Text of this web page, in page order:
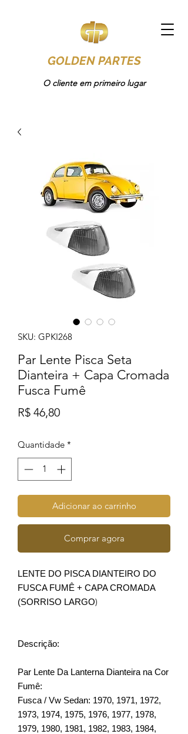
GOLDEN PARTES
O cliente em primeiro lugar
SKU: GPKI268
Par Lente Pisca Seta
Dianteira + Capa Cromada
Fusca Fumê
R$ 46,80Preço
Quantidade *
Adicionar ao carrinho
Comprar agora
LENTE DO PISCA DIANTEIRO DO
FUSCA FUMÊ + CAPA CROMADA
(SORRISO LARGO)
Descrição:
Par Lente Da Lanterna Dianteira na Cor
Fumê:
Fusca / Vw Sedan: 1970, 1971, 1972,
1973, 1974, 1975, 1976, 1977, 1978,
1979, 1980, 1981, 1982, 1983, 1984,